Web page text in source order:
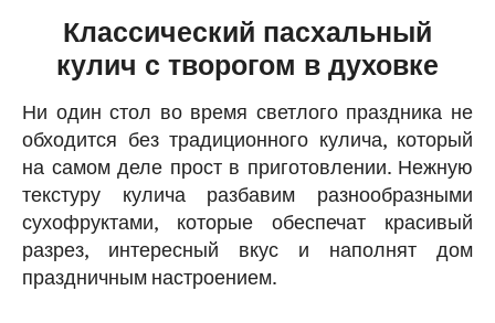
Классический пасхальный
кулич с творогом в духовке
Ни один стол во время светлого праздника не
обходится без традиционного кулича, который
на самом деле прост в приготовлении. Нежную
текстуру кулича разбавим разнообразными
сухофруктами, которые обеспечат красивый
разрез, интересный вкус и наполнят дом
праздничным настроением.